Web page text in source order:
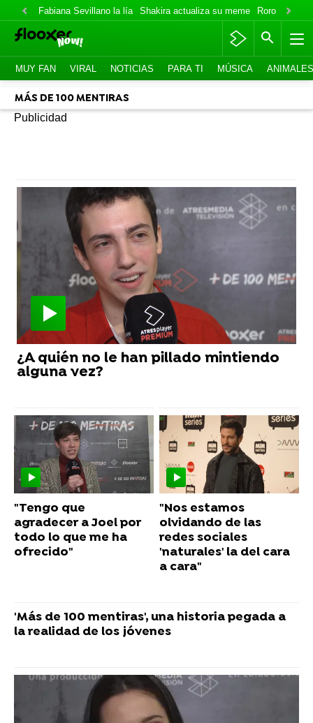
Fabiana Sevillano la lía Shakira actualiza su meme Roro lo niega
MUY FAN VIRAL NOTICIAS PARA TI MÚSICA ANIMALES
MÁS DE 100 MENTIRAS
¿A quién no le han pillado mintiendo
alguna vez?
"Tengo que
agradecer a Joel por
todo lo que me ha
ofrecido"
"Nos estamos
olvidando de las
redes sociales
'naturales' la del cara
a cara"
'Más de 100 mentiras', una historia pegada a
la realidad de los jóvenes